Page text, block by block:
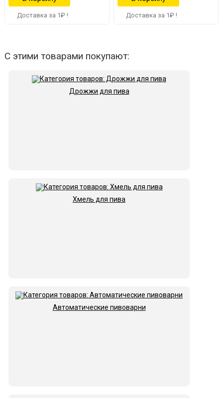
Доставка за 1₽ ! Доставка за 1₽ !
С этими товарами покупают:
Дрожжи для пива
Хмель для пива
Автоматические пивоварни